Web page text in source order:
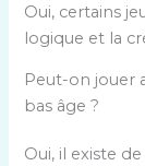
Oui, certains
logique et la
Peut-on jouer
bas âge ?
Oui, il existe